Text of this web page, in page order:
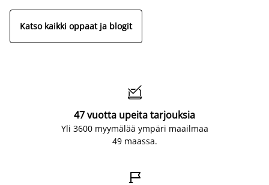
Katso kaikki oppaat ja blogit

47 vuotta upeita tarjouksia
Yli 3600 myymälää ympäri maailmaa
49 maassa.
